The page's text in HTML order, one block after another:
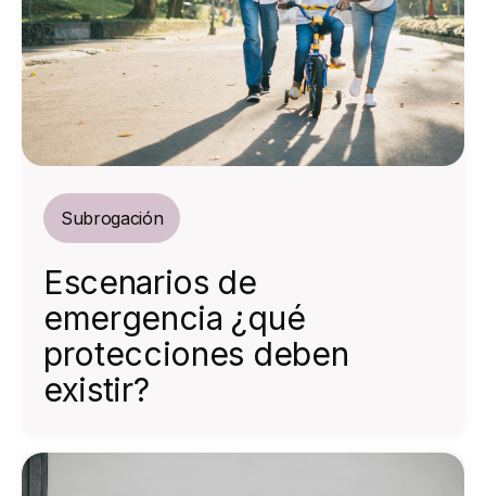
Subrogación
Escenarios de
emergencia ¿qué
protecciones deben
existir?